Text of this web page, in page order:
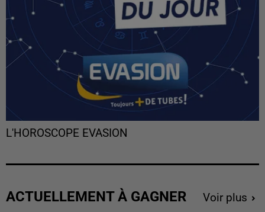
L'HOROSCOPE EVASION
ACTUELLEMENT À GAGNER Voir plus